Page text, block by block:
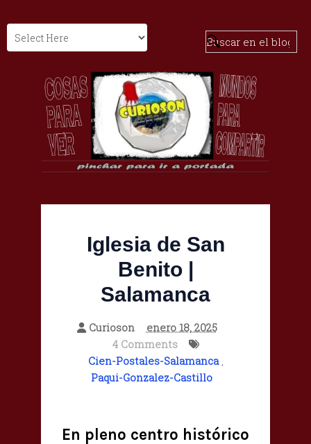
Iglesia de San
Benito |
Salamanca
Curioson
enero 18, 2025
4 Comments
Cien-Postales-Salamanca,
Paqui-Gonzalez-Castillo
En pleno centro histórico